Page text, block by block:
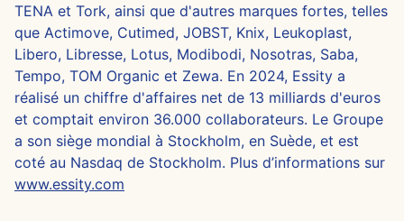
TENA et Tork, ainsi que d'autres marques fortes, telles
que Actimove, Cutimed, JOBST, Knix, Leukoplast,
Libero, Libresse, Lotus, Modibodi, Nosotras, Saba,
Tempo, TOM Organic et Zewa. En 2024, Essity a
réalisé un chiffre d'affaires net de 13 milliards d'euros
et comptait environ 36.000 collaborateurs. Le Groupe
a son siège mondial à Stockholm, en Suède, et est
coté au Nasdaq de Stockholm. Plus d’informations sur
www.essity.com